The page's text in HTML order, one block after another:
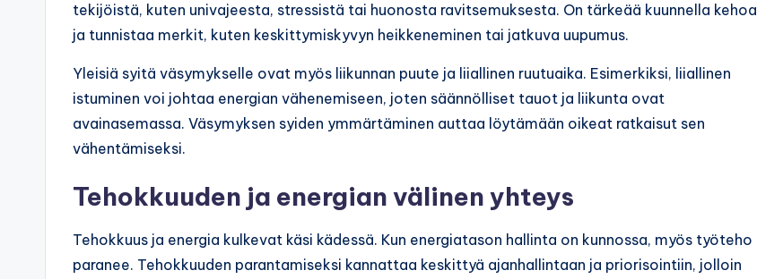
tekijöistä, kuten univajeesta, stressistä tai huonosta ravitsemuksesta. On tärkeää kuunnella kehoa
ja tunnistaa merkit, kuten keskittymiskyvyn heikkeneminen tai jatkuva uupumus.
Yleisiä syitä väsymykselle ovat myös liikunnan puute ja liiallinen ruutuaika. Esimerkiksi, liiallinen
istuminen voi johtaa energian vähenemiseen, joten säännölliset tauot ja liikunta ovat
avainasemassa. Väsymyksen syiden ymmärtäminen auttaa löytämään oikeat ratkaisut sen
vähentämiseksi.
Tehokkuuden ja energian välinen yhteys
Tehokkuus ja energia kulkevat käsi kädessä. Kun energiatason hallinta on kunnossa, myös työteho
paranee. Tehokkuuden parantamiseksi kannattaa keskittyä ajanhallintaan ja priorisointiin, jolloin